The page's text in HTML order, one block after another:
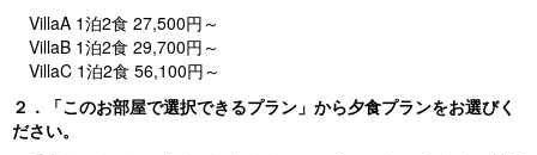
VillaA 1泊2食 27,500円～
VillaB 1泊2食 29,700円～
VillaC 1泊2食 56,100円～
２．「このお部屋で選択できるプラン」から夕食プランをお選びく
ださい。